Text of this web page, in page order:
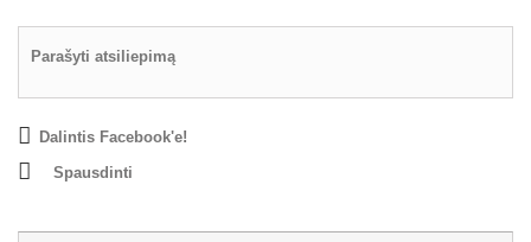
Parašyti atsiliepimą
Dalintis Facebook'e!
Spausdinti